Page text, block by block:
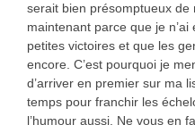
serait bien présomptueux
maintenant parce que je n’ai
petites victoires et que les
encore. C’est pourquoi je
d’arriver en premier sur ma
temps pour franchir les
l’humour aussi. Ne vous en